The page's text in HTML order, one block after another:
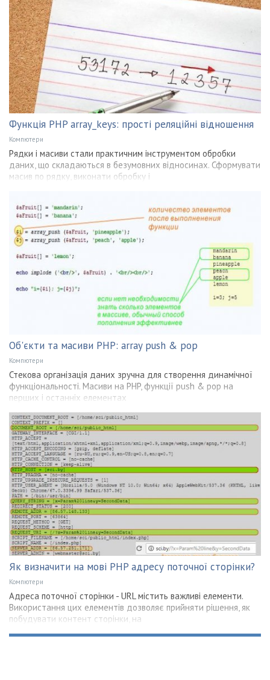
Функція PHP array_keys: прості реляційні відношення
Компютери
Рядки і масиви стали практичним інструментом обробки
даних, що складаються в безумовних відносинах. Сформувати
масив по рядку, виконати обробку і
Об'єкти та масиви PHP: array push & pop
Компютери
Стекова організація даних зручна для створення динамічної
функціональності. Масиви на PHP, функції push & pop на
перших і останніх елементах
Як визначити на мові PHP адресу поточної сторінки?
Компютери
Адреса поточної сторінки - URL містить важливі елементи.
Використання цих елементів дозволяє прийняти рішення, як
побудувати контент сторінки, на